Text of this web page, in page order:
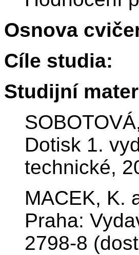
Osnova
Cíle studia:
Studijní
Dotisk 1.
technické,
MACEK, K.
Praha:
2798-8